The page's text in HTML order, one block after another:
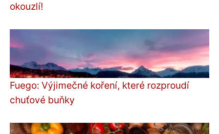
okouzlí!
Fuego: Výjimečné koření, které rozproudí
chuťové buňky